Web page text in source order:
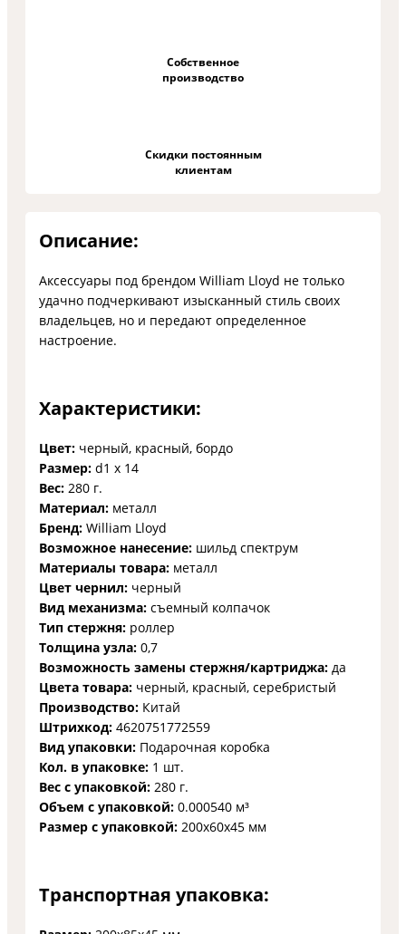
Собственное
производство
Скидки постоянным
клиентам
Описание:
Аксессуары под брендом William Lloyd не только
удачно подчеркивают изысканный стиль своих
владельцев, но и передают определенное
настроение.
Характеристики:
Цвет: черный, красный, бордо
Размер: d1 х 14
Вес: 280 г.
Материал: металл
Бренд: William Lloyd
Возможное нанесение: шильд спектрум
Материалы товара: металл
Цвет чернил: черный
Вид механизма: съемный колпачок
Тип стержня: роллер
Толщина узла: 0,7
Возможность замены стержня/картриджа: да
Цвета товара: черный, красный, серебристый
Производство: Китай
Штрихкод: 4620751772559
Вид упаковки: Подарочная коробка
Кол. в упаковке: 1 шт.
Вес с упаковкой: 280 г.
Объем с упаковкой: 0.000540 м³
Размер с упаковкой: 200x60x45 мм
Транспортная упаковка: